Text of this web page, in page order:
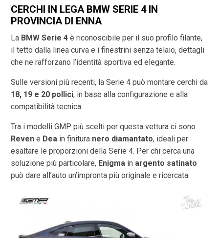
CERCHI IN LEGA BMW SERIE 4 IN
PROVINCIA DI ENNA
La BMW Serie 4 è riconoscibile per il suo profilo filante,
il tetto dalla linea curva e i finestrini senza telaio, dettagli
che ne rafforzano l’identità sportiva ed elegante.
Sulle versioni più recenti, la Serie 4 può montare cerchi da
18, 19 e 20 pollici, in base alla configurazione e alla
compatibilità tecnica.
Tra i modelli GMP più scelti per questa vettura ci sono
Reven e Dea in finitura nero diamantato, ideali per
esaltare le proporzioni della Serie 4. Per chi cerca una
soluzione più particolare, Enigma in argento satinato
può dare all’auto un’impronta più originale e ricercata.